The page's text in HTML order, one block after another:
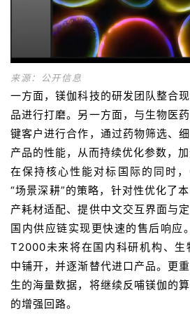
来源：公开信息
一方面，镁伽科技的研发团队整合
品进行打磨。另一方面，与生物医
键客户进行合作，通过药物筛选、
产品的性能，从而持续优化参数，加
在保持核心性能对标国际的同时
“场景深耕”的策略，针对性优化了
产耗材适配、提供中文交互界面与
国内供应链实现更快速的售后响应
T2000未来将在国内科研机构、生
中铺开，并逐渐替代进口产品。更
生的海量数据，将继续反哺镁伽的
的增强回路。